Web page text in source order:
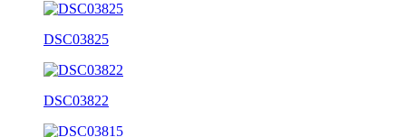
DSC03825
DSC03822